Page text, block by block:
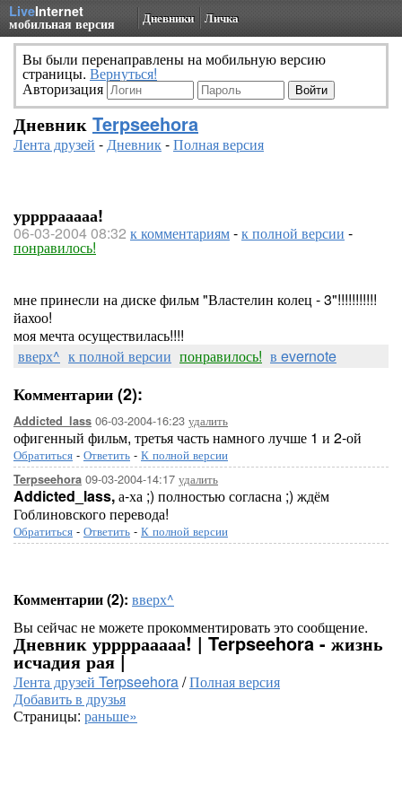
LiveInternet
мобильная версия Дневники Личка
Вы были перенаправлены на мобильную версию
страницы. Вернуться!
Авторизация
Дневник Terpseehora
Лента друзей -Дневник-Полная версия
уррррааааа!
06-03-2004 08:32 к комментариям-к полной версии -
понравилось!
мне принесли на диске фильм "Властелин колец - 3"!!!!!!!!!!!
йахоо!
моя мечта осуществилась!!!!
вверх^ к полной версии понравилось! в evernote
Комментарии (2):
Addicted_lass 06-03-2004-16:23 удалить
офигенный фильм, третья часть намного лучше 1 и 2-ой
Обратиться - Ответить - К полной версии
Terpseehora 09-03-2004-14:17 удалить
Addicted_lass,а-ха ;) полностью согласна ;) ждём
Гоблиновского перевода!
Обратиться - Ответить - К полной версии
Комментарии (2): вверх^
Вы сейчас не можете прокомментировать это сообщение.
Дневник уррррааааа! | Terpseehora - жизнь
исчадия рая |
Лента друзей Terpseehora/Полная версия
Добавить в друзья
Страницы: раньше»